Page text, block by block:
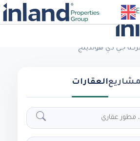
جي دي هولدينج
العقارات